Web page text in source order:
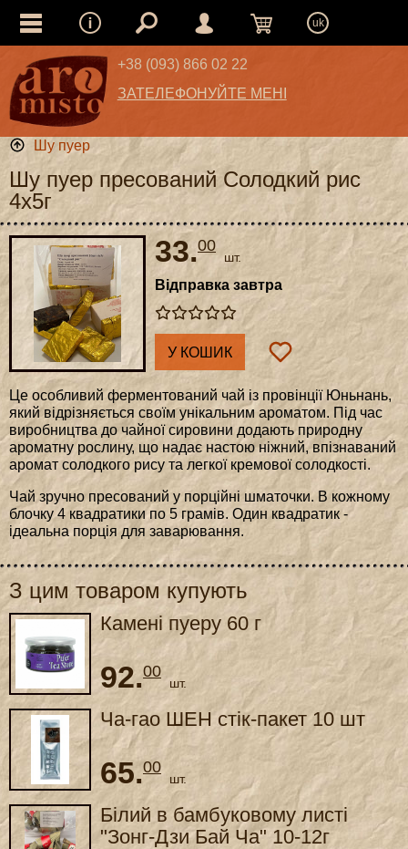
uk
+38 (093) 866 02 22
ЗАТЕЛЕФОНУЙТЕ МЕНІ
Шу пуер
Шу пуер пресований Солодкий рис
4х5г
33.00
шт.
Відправка завтра
У КОШИК
Це особливий ферментований чай із провінції Юньнань,
який відрізняється своїм унікальним ароматом. Під час
виробництва до чайної сировини додають природну
ароматну рослину, що надає настою ніжний, впізнаваний
аромат солодкого рису та легкої кремової солодкості.
Чай зручно пресований у порційні шматочки. В кожному
блочку 4 квадратики по 5 грамів. Один квадратик -
ідеальна порція для заварювання.
З цим товаром купують
Камені пуеру 60 г
92.00
шт.
Ча-гао ШЕН стік-пакет 10 шт
65.00
шт.
Білий в бамбуковому листі
"Зонг-Дзи Бай Ча" 10-12г